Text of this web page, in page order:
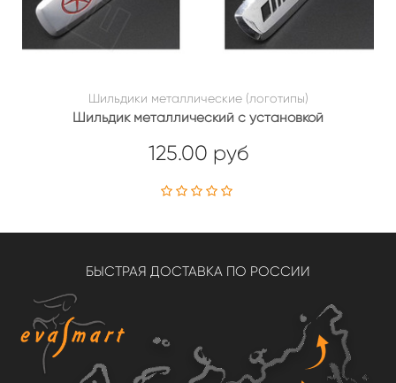
Шильдики металлические (логотипы)
Шильдик металлический с установкой
125.00 руб
БЫСТРАЯ ДОСТАВКА ПО РОССИИ